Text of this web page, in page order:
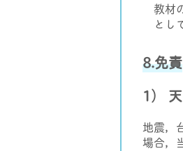
教材
とし
8.免責
1）
地震，
場合，